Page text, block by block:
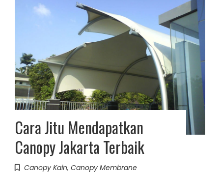
Cara Jitu Mendapatkan
Canopy Jakarta Terbaik
Canopy Kain, Canopy Membrane